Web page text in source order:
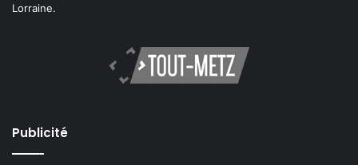
Lorraine.
Publicité